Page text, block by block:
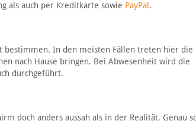
als auch per Kreditkarte sowie PayPal .
bestimmen. In den meisten Fällen treten hier die
nach Hause bringen. Bei Abwesenheit wird die
durchgeführt.
doch anders aussah als in der Realität. Genau